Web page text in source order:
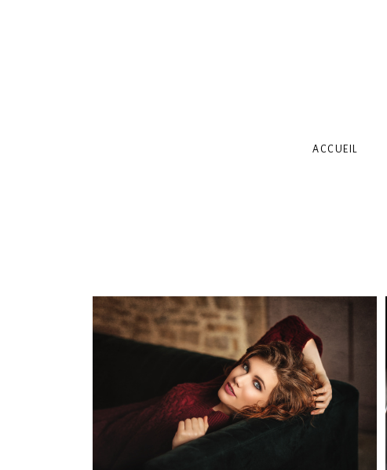
ACCUEIL
PHOTOGRAPHE MÂCON | SÉANCE PORTRAIT DE
FEMME | BOUDOIR